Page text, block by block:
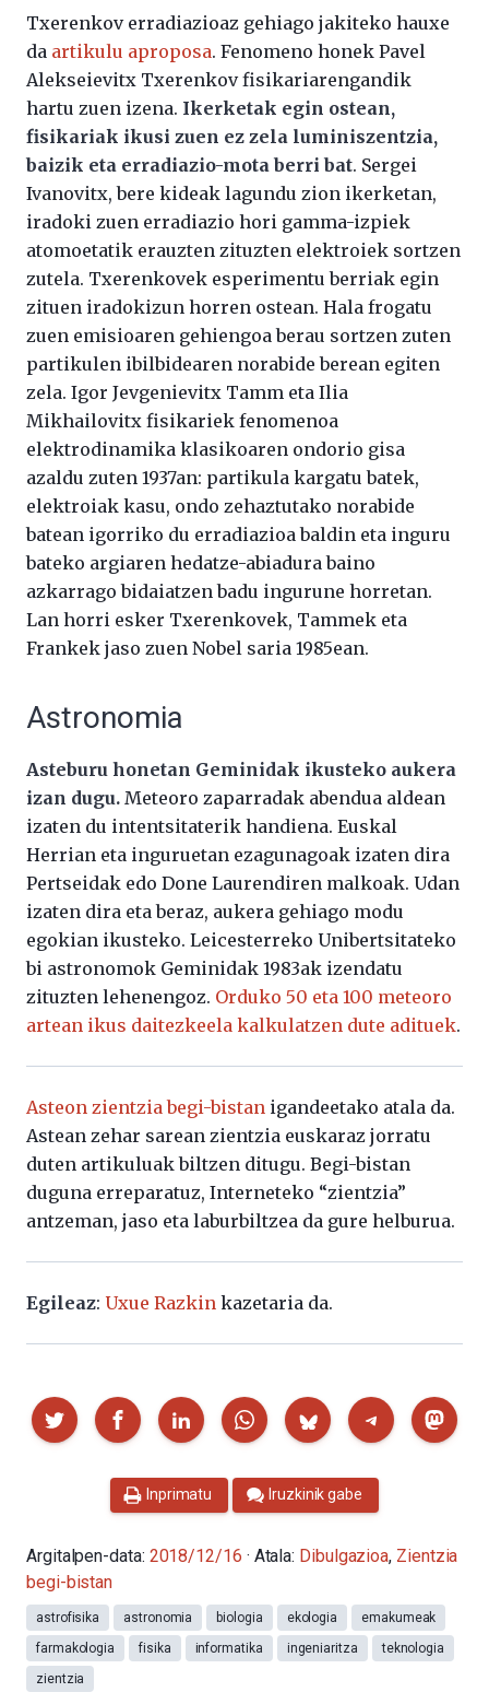
Txerenkov erradiazioaz gehiago jakiteko hauxe
da artikulu aproposa. Fenomeno honek Pavel
Alekseievitx Txerenkov fisikariarengandik
hartu zuen izena. Ikerketak egin ostean,
fisikariak ikusi zuen ez zela luminiszentzia,
baizik eta erradiazio-mota berri bat. Sergei
Ivanovitx, bere kideak lagundu zion ikerketan,
iradoki zuen erradiazio hori gamma-izpiek
atomoetatik erauzten zituzten elektroiek sortzen
zutela. Txerenkovek esperimentu berriak egin
zituen iradokizun horren ostean. Hala frogatu
zuen emisioaren gehiengoa berau sortzen zuten
partikulen ibilbidearen norabide berean egiten
zela. Igor Jevgenievitx Tamm eta Ilia
Mikhailovitx fisikariek fenomenoa
elektrodinamika klasikoaren ondorio gisa
azaldu zuten 1937an: partikula kargatu batek,
elektroiak kasu, ondo zehaztutako norabide
batean igorriko du erradiazioa baldin eta inguru
bateko argiaren hedatze-abiadura baino
azkarrago bidaiatzen badu ingurune horretan.
Lan horri esker Txerenkovek, Tammek eta
Frankek jaso zuen Nobel saria 1985ean.
Astronomia
Asteburu honetan Geminidak ikusteko aukera
izan dugu. Meteoro zaparradak abendua aldean
izaten du intentsitaterik handiena. Euskal
Herrian eta inguruetan ezagunagoak izaten dira
Pertseidak edo Done Laurendiren malkoak. Udan
izaten dira eta beraz, aukera gehiago modu
egokian ikusteko. Leicesterreko Unibertsitateko
bi astronomok Geminidak 1983ak izendatu
zituzten lehenengoz. Orduko 50 eta 100 meteoro
artean ikus daitezkeela kalkulatzen dute adituek.
Asteon zientzia begi-bistan igandeetako atala da.
Astean zehar sarean zientzia euskaraz jorratu
duten artikuluak biltzen ditugu. Begi-bistan
duguna erreparatuz, Interneteko “zientzia”
antzeman, jaso eta laburbiltzea da gure helburua.
Egileaz: Uxue Razkin kazetaria da.
Partekatu
Inprimatu Iruzkinik gabe
Argitalpen-data: 2018/12/16 · Atala: Dibulgazioa, Zientzia
begi-bistan
astrofisika astronomia biologia ekologia
emakumeak
farmakologia
fisika informatika ingeniaritza
teknologia
zientzia